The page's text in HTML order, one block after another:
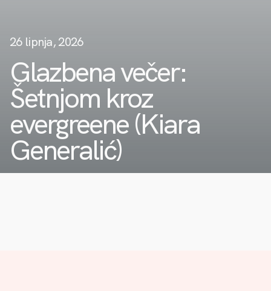
26 lipnja, 2026
Glazbena večer:
Šetnjom kroz
evergreene (Kiara
Generalić)